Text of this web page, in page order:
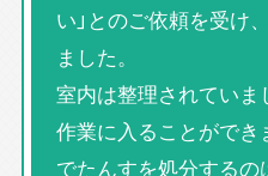
い」とのご依頼を受け
ました。
室内は整理されてい
作業に入ることができ
でたんすを処分する